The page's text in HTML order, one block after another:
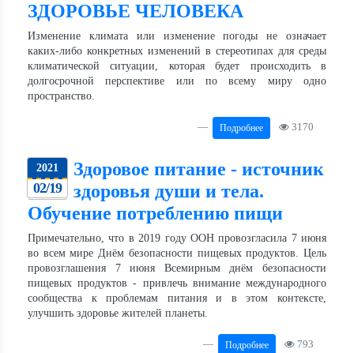
ЗДОРОВЬЕ ЧЕЛОВЕКА
Изменение климата или изменение погоды не означает
каких-либо конкретных изменений в стереотипах для среды
климатической ситуации, которая будет происходить в
долгосрочной перспективе или по всему миру одно
пространство.
Подробнее 3170
2021
02/19
Здоровое питание - источник
здоровья души и тела.
Обучение потреблению пищи
Примечательно, что в 2019 году ООН провозгласила 7 июня
во всем мире Днём безопасности пищевых продуктов. Цель
провозглашения 7 июня Всемирным днём ​​безопасности
пищевых продуктов - привлечь внимание международного
сообщества к проблемам питания и в этом контексте,
улучшить здоровье жителей планеты.
Подробнее 793